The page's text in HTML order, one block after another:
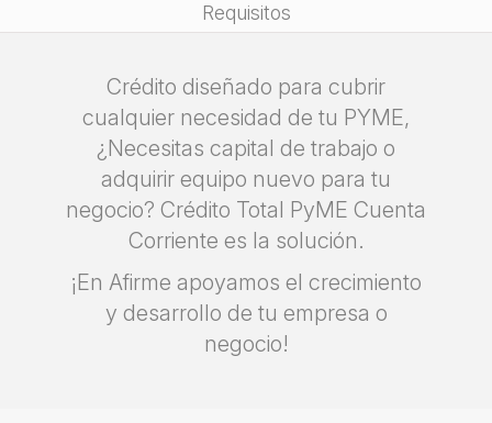
Requisitos
Crédito diseñado para cubrir
cualquier necesidad de tu PYME,
¿Necesitas capital de trabajo o
adquirir equipo nuevo para tu
negocio? Crédito Total PyME Cuenta
Corriente es la solución.
¡En Afirme apoyamos el crecimiento
y desarrollo de tu empresa o
negocio!